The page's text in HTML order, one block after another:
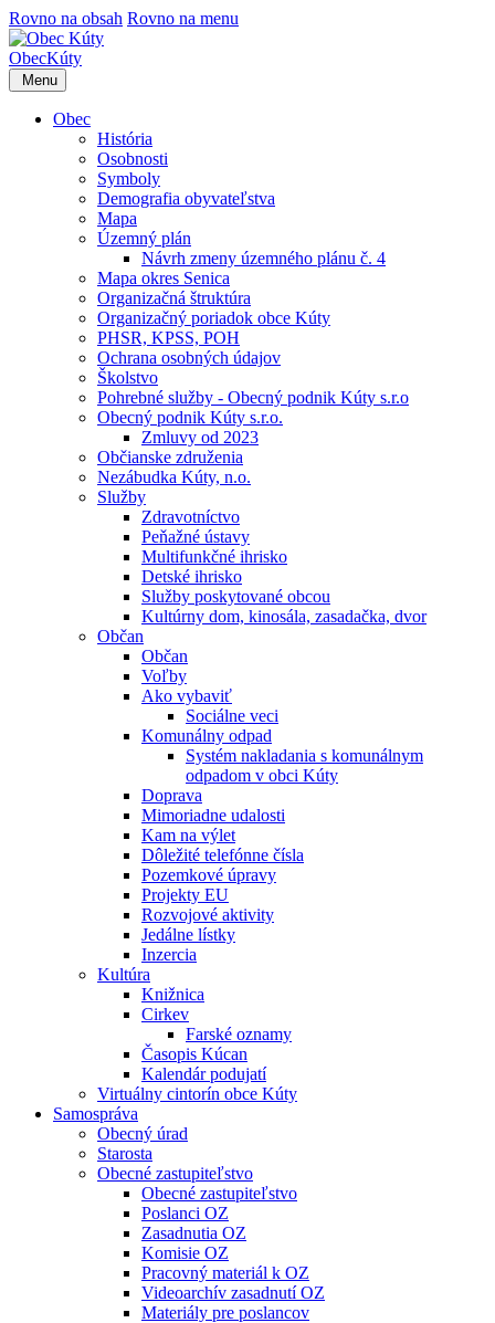
Rovno na obsah Rovno na menu
ObecKúty
Menu
Obec
História
Osobnosti
Symboly
Demografia obyvateľstva
Mapa
Územný plán
Návrh zmeny územného plánu č. 4
Mapa okres Senica
Organizačná štruktúra
Organizačný poriadok obce Kúty
PHSR, KPSS, POH
Ochrana osobných údajov
Školstvo
Pohrebné služby - Obecný podnik Kúty s.r.o
Obecný podnik Kúty s.r.o.
Zmluvy od 2023
Občianske združenia
Nezábudka Kúty, n.o.
Služby
Zdravotníctvo
Peňažné ústavy
Multifunkčné ihrisko
Detské ihrisko
Služby poskytované obcou
Kultúrny dom, kinosála, zasadačka, dvor
Občan
Občan
Voľby
Ako vybaviť
Sociálne veci
Komunálny odpad
Systém nakladania s komunálnym
odpadom v obci Kúty
Doprava
Mimoriadne udalosti
Kam na výlet
Dôležité telefónne čísla
Pozemkové úpravy
Projekty EU
Rozvojové aktivity
Jedálne lístky
Inzercia
Kultúra
Knižnica
Cirkev
Farské oznamy
Časopis Kúcan
Kalendár podujatí
Virtuálny cintorín obce Kúty
Samospráva
Obecný úrad
Starosta
Obecné zastupiteľstvo
Obecné zastupiteľstvo
Poslanci OZ
Zasadnutia OZ
Komisie OZ
Pracovný materiál k OZ
Videoarchív zasadnutí OZ
Materiály pre poslancov